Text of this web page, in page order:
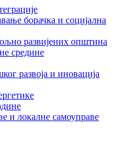
борачка и социјална
развијених општина
средине
развоја и иновација
и локалне самоуправе